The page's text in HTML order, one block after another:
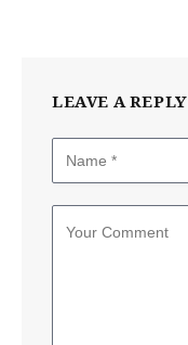
LEAVE A REPLY